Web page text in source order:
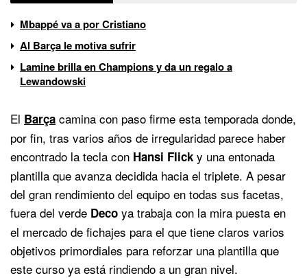
Mbappé va a por Cristiano
Al Barça le motiva sufrir
Lamine brilla en Champions y da un regalo a
Lewandowski
El Barça camina con paso firme esta temporada donde,
por fin, tras varios años de irregularidad parece haber
encontrado la tecla con Hansi Flick y una entonada
plantilla que avanza decidida hacia el triplete. A pesar
del gran rendimiento del equipo en todas sus facetas,
fuera del verde Deco ya trabaja con la mira puesta en
el mercado de fichajes para el que tiene claros varios
objetivos primordiales para reforzar una plantilla que
este curso ya está rindiendo a un gran nivel.